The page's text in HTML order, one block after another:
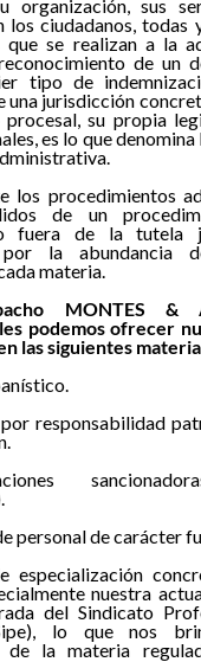
organización, sus
los ciudadanos, todas
que se realizan a la
de un
tipo de
una jurisdicción
su propia
es lo que
los procedimientos
de un
fuera de la tutela
por la abundancia
materia.
MONTES &
podemos ofrecer
las siguientes
responsabilidad
personal de carácter
especialización
nuestra
del Sindicato
lo que nos
de la materia